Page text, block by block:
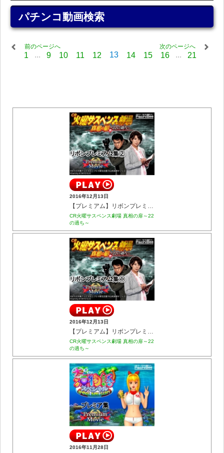
パチンコ動画検索
前のページへ
1 ... 9 10 11 12 13 14 15 16 ... 21
次のページへ
2016年12月13日
【プレミアム】リボンプレミアム集②
CR火曜サスペンス劇場 真相の扉～22
の過ち～
2016年12月13日
【プレミアム】リボンプレミアム集①
CR火曜サスペンス劇場 真相の扉～22
の過ち～
2016年11月28日